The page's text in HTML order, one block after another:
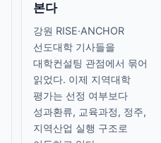
본다
강원 RISE·ANCHOR
선도대학 기사들을
대학컨설팅 관점에서 묶어
읽었다. 이제 지역대학
평가는 선정 여부보다
성과환류, 교육과정, 정주,
지역산업 실행 구조로